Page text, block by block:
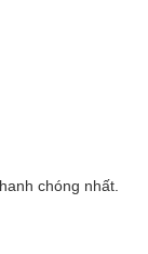
chóng nhất.